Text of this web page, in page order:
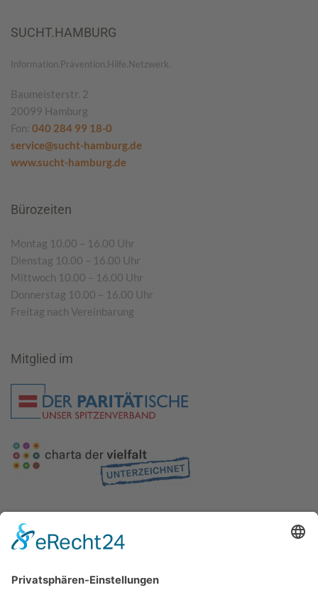
SUCHT.HAMBURG
Information.Prävention.Hilfe.Netzwerk.
Baumeisterstr. 2
20099 Hamburg
Fon: 040 284 99 18-0
service@sucht-hamburg.de
www.sucht-hamburg.de
Bürozeiten
Montag 10.00 – 16.00 Uhr
Dienstag 10.00 – 16.00 Uhr
Mittwoch 10.00 – 16.00 Uhr
Donnerstag 10.00 – 16.00 Uhr
Freitag nach Vereinbarung
Mitglied im